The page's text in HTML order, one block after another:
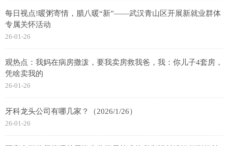
每日视点!暖粥寄情，腊八暖“新”——武汉青山区开展新就业群体
专属关怀活动
26-01-26
观热点：我妈在病房撒泼，要我卖房救我爸，我：你儿子4套房，
凭啥卖我的
26-01-26
牙科龙头公司有哪几家？（2026/1/26）
26-01-26